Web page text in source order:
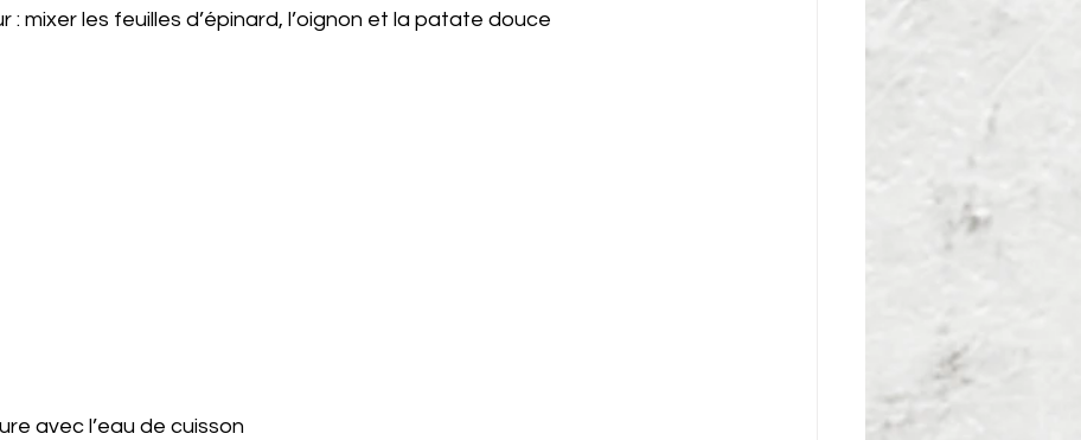
: mixer les feuilles d’épinard, l’oignon et la patate douce
avec l’eau de cuisson